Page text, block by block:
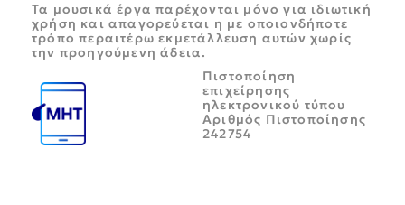
Τα μουσικά έργα παρέχονται μόνο για ιδιωτική
χρήση και απαγορεύεται η με οποιονδήποτε
τρόπο περαιτέρω εκμετάλλευση αυτών χωρίς
την προηγούμενη άδεια.
Πιστοποίηση
επιχείρησης
ηλεκτρονικού τύπου
Αριθμός Πιστοποίησης
242754